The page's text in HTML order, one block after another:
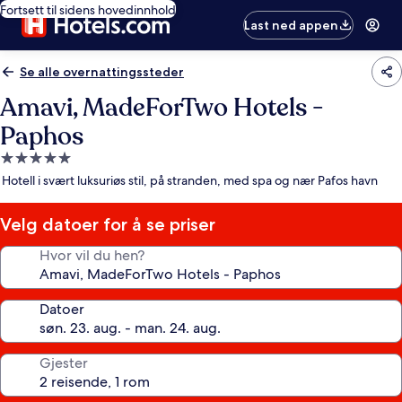
Fortsett til sidens hovedinnhold
Last ned appen
Se alle overnattingssteder
Amavi, MadeForTwo Hotels -
Paphos
Overnattingssted
med
stjerner
Hotell i svært luksuriøs stil, på stranden, med spa og nær Pafos havn
Velg datoer for å se priser
Hvor vil du hen?
Datoer
Gjester